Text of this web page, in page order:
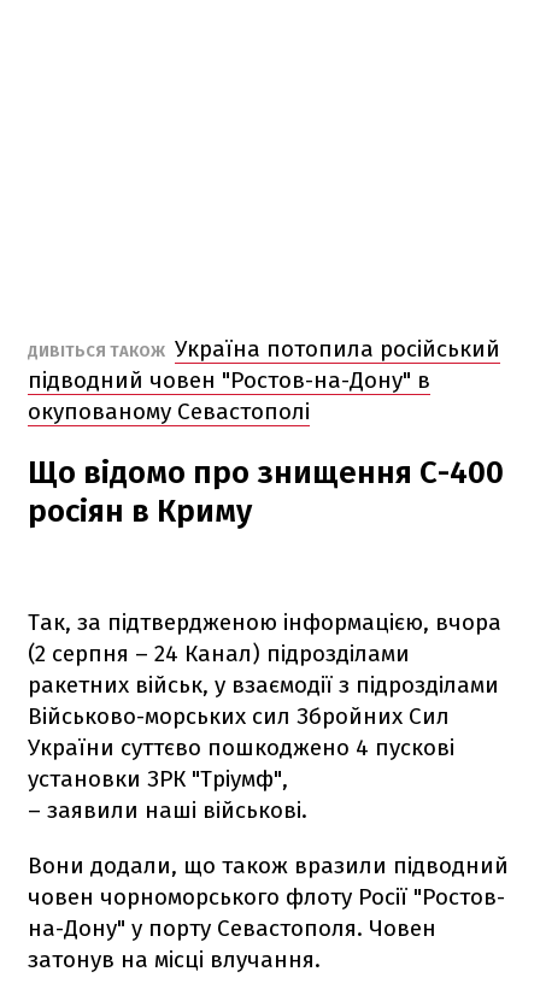
ДИВІТЬСЯ ТАКОЖ Україна потопила російський
підводний човен "Ростов-на-Дону" в
окупованому Севастополі
Що відомо про знищення С-400
росіян в Криму
Так, за підтвердженою інформацією, вчора
(2 серпня – 24 Канал) підрозділами
ракетних військ, у взаємодії з підрозділами
Військово-морських сил Збройних Сил
України суттєво пошкоджено 4 пускові
установки ЗРК "Тріумф",
– заявили наші військові.
Вони додали, що також вразили підводний
човен чорноморського флоту Росії "Ростов-
на-Дону" у порту Севастополя. Човен
затонув на місці влучання.